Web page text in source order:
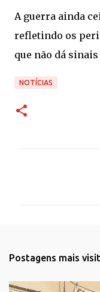
A guerra ainda
refletindo os
que não dá sinais
NOTÍCIAS
r
Postagens mais